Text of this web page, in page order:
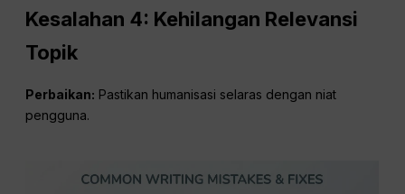
Kesalahan 4: Kehilangan Relevansi
Topik
Perbaikan: Pastikan humanisasi selaras dengan niat
pengguna.